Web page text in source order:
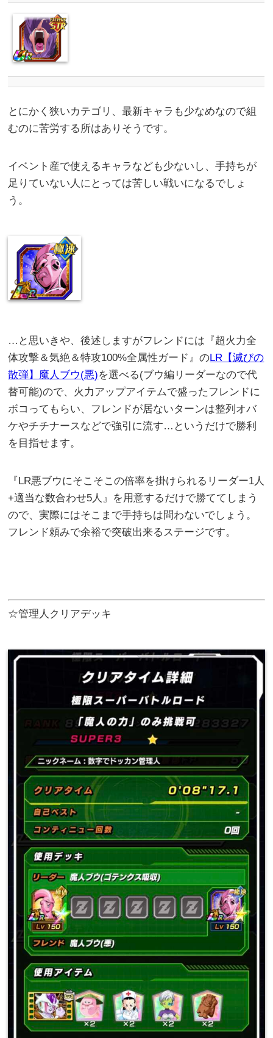
とにかく狭いカテゴリ、最新キャラも少なめなので組
むのに苦労する所はありそうです。
イベント産で使えるキャラなども少ないし、手持ちが
足りていない人にとっては苦しい戦いになるでしょ
う。
…と思いきや、後述しますがフレンドには『超火力全
体攻撃＆気絶＆特攻100%全属性ガード』のLR【滅びの
散弾】魔人ブウ(悪)を選べる(ブウ編リーダーなので代
替可能)ので、火力アップアイテムで盛ったフレンドに
ボコってもらい、フレンドが居ないターンは整列オバ
ケやチチナースなどで強引に流す…というだけで勝利
を目指せます。
『LR悪ブウにそこそこの倍率を掛けられるリーダー1人
+適当な数合わせ5人』を用意するだけで勝ててしまう
ので、実際にはそこまで手持ちは問わないでしょう。
フレンド頼みで余裕で突破出来るステージです。
☆管理人クリアデッキ